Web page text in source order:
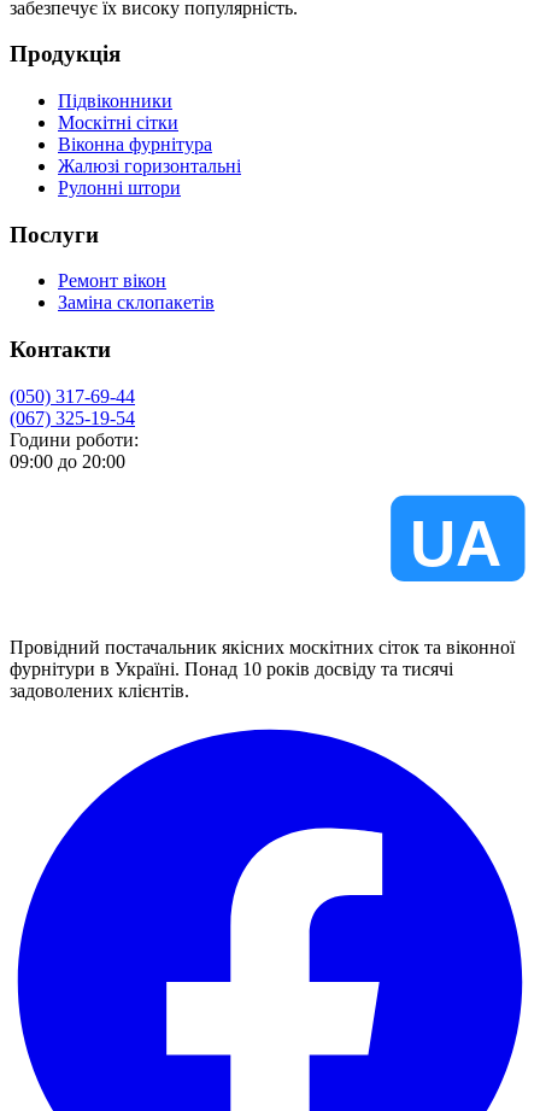
забезпечує їх високу популярність.
Продукція
Підвіконники
Москітні сітки
Віконна фурнітура
Жалюзі горизонтальні
Рулонні штори
Послуги
Ремонт вікон
Заміна склопакетів
Контакти
(050) 317-69-44
(067) 325-19-54
Години роботи:
09:00 до 20:00
UA
Провідний постачальник якісних москітних сіток та віконної
фурнітури в Україні. Понад 10 років досвіду та тисячі
задоволених клієнтів.